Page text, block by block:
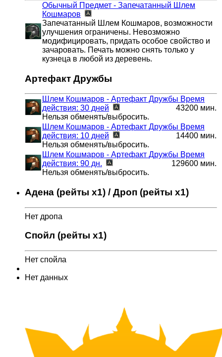
Обычный Предмет - Запечатанный Шлем
Кошмаров
Запечатанный Шлем Кошмаров, возможности
улучшения ограничены. Невозможно
модифицировать, придать особое свойство и
зачаровать. Печать можно снять только у
кузнеца в любой из деревень.
Артефакт Дружбы
Шлем Кошмаров - Артефакт Дружбы Время
действия: 30 дней
43200 мин.
Нельзя обменять/выбросить.
Шлем Кошмаров - Артефакт Дружбы Время
действия: 10 дней
14400 мин.
Нельзя обменять/выбросить.
Шлем Кошмаров - Артефакт Дружбы Время
действия: 90 дн.
129600 мин.
Нельзя обменять/выбросить.
Адена (рейты x1) / Дроп (рейты x1)
Нет дропа
Спойл (рейты x1)
Нет спойла
Нет данных